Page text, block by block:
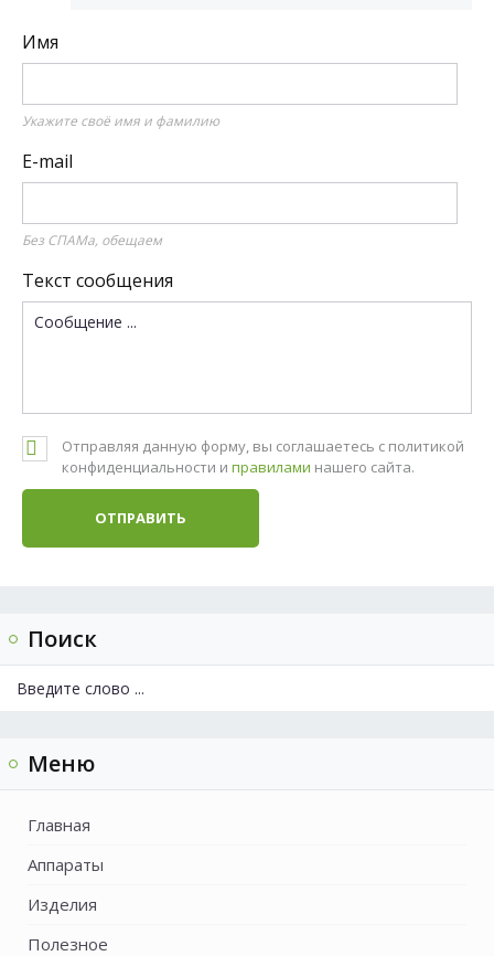
Имя
Укажите своё имя и фамилию
E-mail
Без СПАМа, обещаем
Текст сообщения
Отправляя данную форму, вы соглашаетесь с политикой
конфиденциальности и правилами нашего сайта.
Поиск
Меню
Главная
Аппараты
Изделия
Полезное